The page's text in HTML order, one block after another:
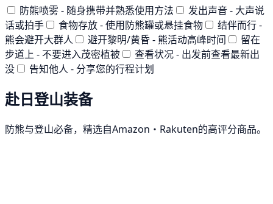
防熊喷雾 - 随身携带并熟悉使用方法
发出声音 - 大声说
话或拍手
食物存放 - 使用防熊罐或悬挂食物
结伴而行 -
熊会避开大群人
避开黎明/黄昏 - 熊活动高峰时间
留在
步道上 - 不要进入茂密植被
查看状况 - 出发前查看最新出
没
告知他人 - 分享您的行程计划
赴日登山装备
防熊与登山必备，精选自Amazon・Rakuten的高评分商品。